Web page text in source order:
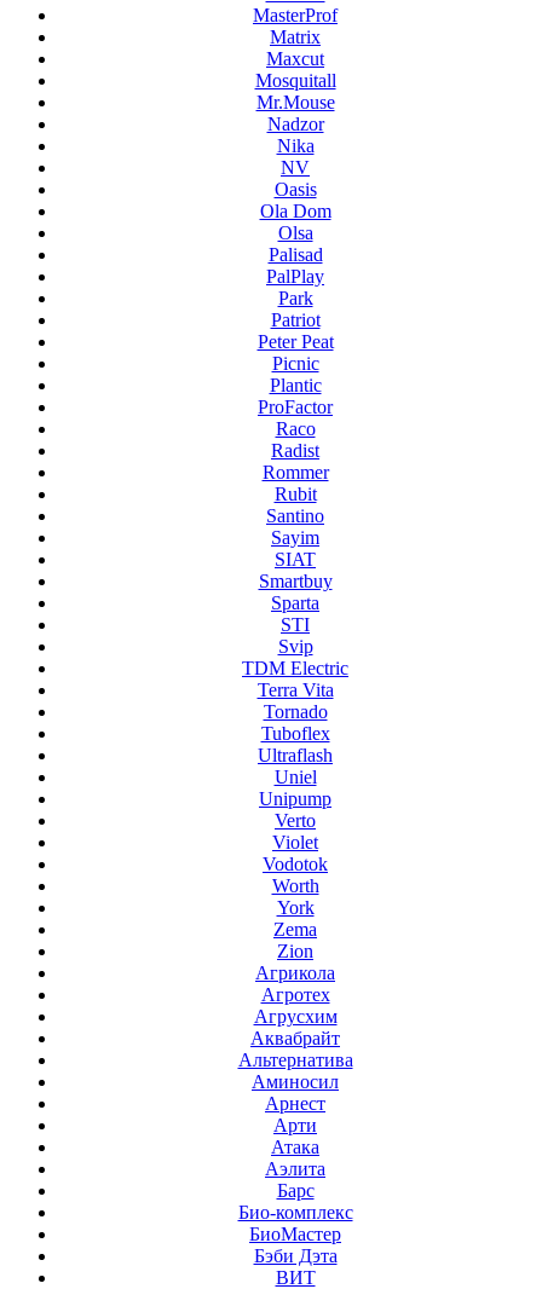
MasterProf
Matrix
Maxcut
Mosquitall
Mr.Mouse
Nadzor
Nika
NV
Oasis
Ola Dom
Olsa
Palisad
PalPlay
Park
Patriot
Peter Peat
Picnic
Plantic
ProFactor
Raco
Radist
Rommer
Rubit
Santino
Sayim
SIAT
Smartbuy
Sparta
STI
Svip
TDM Electric
Terra Vita
Tornado
Tuboflex
Ultraflash
Uniel
Unipump
Verto
Violet
Vodotok
Worth
York
Zema
Zion
Агрикола
Агротех
Агрусхим
Аквабрайт
Альтернатива
Аминосил
Арнест
Арти
Атака
Аэлита
Барс
Био-комплекс
БиоМастер
Бэби Дэта
ВИТ